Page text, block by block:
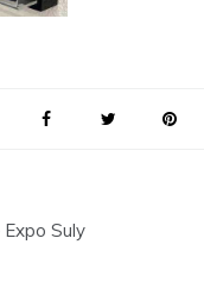
Suly